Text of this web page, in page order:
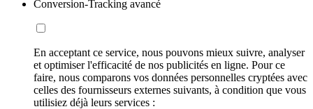
Conversion-Tracking avancé
En acceptant ce service, nous pouvons mieux suivre, analyser
et optimiser l'efficacité de nos publicités en ligne. Pour ce
faire, nous comparons vos données personnelles cryptées avec
celles des fournisseurs externes suivants, à condition que vous
utilisiez déjà leurs services :